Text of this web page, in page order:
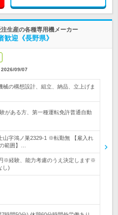
生産の各種専用機メーカー
歓迎《長野県》
2026/09/07
械の構想設計、組立、納品、立上げま
がある方、第一種運転免許普通自動
山字鴻ノ巣2329-1 ※転勤無 【雇入れ
範囲】…
※経験、能力考慮のうえ決定します※
し)